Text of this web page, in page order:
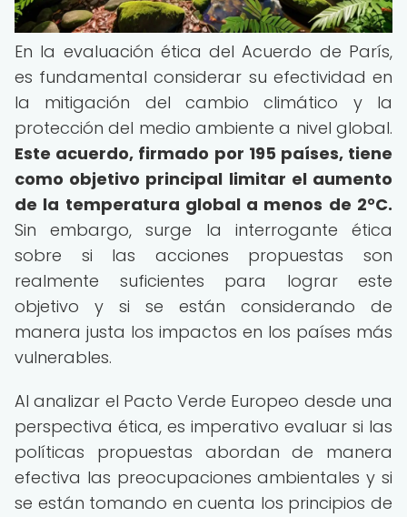
En la evaluación ética del Acuerdo de París,
es fundamental considerar su efectividad en
la mitigación del cambio climático y la
protección del medio ambiente a nivel global.
Este acuerdo, firmado por 195 países, tiene
como objetivo principal limitar el aumento
de la temperatura global a menos de 2°C.
Sin embargo, surge la interrogante ética
sobre si las acciones propuestas son
realmente suficientes para lograr este
objetivo y si se están considerando de
manera justa los impactos en los países más
vulnerables.
Al analizar el Pacto Verde Europeo desde una
perspectiva ética, es imperativo evaluar si las
políticas propuestas abordan de manera
efectiva las preocupaciones ambientales y si
se están tomando en cuenta los principios de